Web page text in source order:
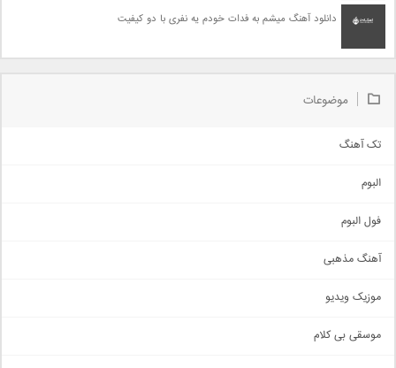
دانلود آهنگ میشم به فدات خودم یه نفری با دو کیفیت
موضوعات
تک آهنگ
اجتماعی
حماسی
سنتی
اهنگ بندرعباسی
البوم
فول البوم
آهنگ مذهبی
موزیک ویدیو
موسقی بی کلام